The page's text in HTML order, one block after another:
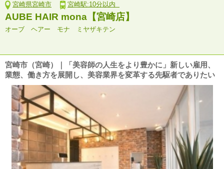
宮崎県宮崎市 宮崎駅:10分以内
AUBE HAIR mona【宮崎店】
オーブ ヘアー モナ ミヤザキテン
宮崎市（宮崎）｜「美容師の人生をより豊かに」新しい雇用、
業態、働き方を展開し、美容業界を変革する先駆者でありたい